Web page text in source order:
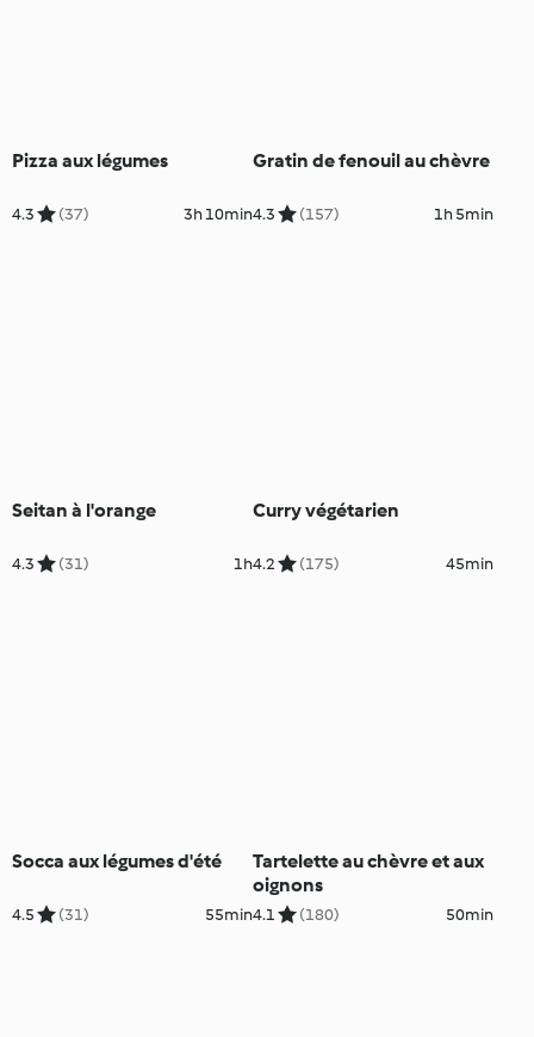
Pizza aux légumes
4.3 (37) 3h 10min
Gratin de fenouil au chèvre
4.3 (157) 1h 5min
Seitan à l'orange
4.3 (31) 1h
Curry végétarien
4.2 (175) 45min
Socca aux légumes d'été
4.5 (31) 55min
Tartelette au chèvre et aux
oignons
4.1 (180) 50min